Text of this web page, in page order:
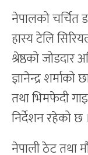
नेपालको चर्चित
हास्य टेलि
श्रेष्ठको जोडदार
ज्ञानेन्द्र
तथा भिमफेदी
निर्देशन रहेको छ ।
नेपाली ठेट तथा